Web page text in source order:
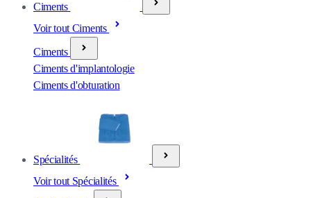
Ciments
Voir tout Ciments
Ciments
Ciments d'implantologie
Ciments d'obturation
Spécialités
Voir tout Spécialités